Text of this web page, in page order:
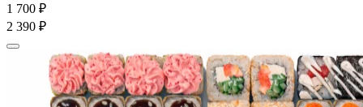
1 700 ₽
2 390 ₽